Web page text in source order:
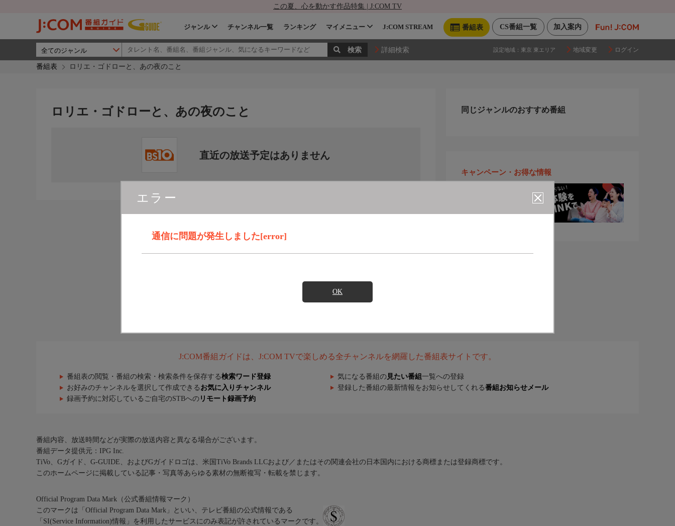
この夏、心を動かす作品特集 | J:COM TV
加入案内
CS番組一覧
番組表
ジャンル チャンネル一覧 ランキング マイメニュー J:COM STREAM
詳細検索 設定地域： 東京 東エリア 地域変更 ログイン
番組表 ロリエ・ゴドローと、あの夜のこと
エラー
通信に問題が発生しました[error]
OK
ロリエ・ゴドローと、あの夜のこと
直近の放送予定はありません
同じジャンルのおすすめ番組
キャンペーン・お得な情報
J:COM番組ガイドは、J:COM TVで楽しめる全チャンネルを網羅した番組表サイトです。
番組表の閲覧・番組の検索・検索条件を保存する検索ワード登録 気になる番組の 見たい番組 一覧への登録
お好みのチャンネルを選択して作成できる お気に入りチャンネル 登録した番組の最新情報をお知らせしてくれる番組お知らせメール
録画予約に対応しているご自宅のSTBへの リモート録画予約
番組内容、放送時間などが実際の放送内容と異なる場合がございます。
番組データ提供元：IPG Inc.
TiVo、Gガイド、G-GUIDE、およびGガイドロゴは、米国TiVo Brands LLCおよび／またはその関連会社の日本国内における商標または登録商標です。
このホームページに掲載している記事・写真等あらゆる素材の無断複写・転載を禁じます。
Official Program Data Mark（公式番組情報マーク）
このマークは「Official Program Data Mark」といい、テレビ番組の公式情報である
「SI(Service Information)情報」を利用したサービスにのみ表記が許されているマークです。